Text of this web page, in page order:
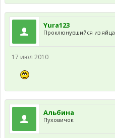
Yura123
Проклюнувшийся из яйца
17 июл 2010
Альбина
Пуховичок